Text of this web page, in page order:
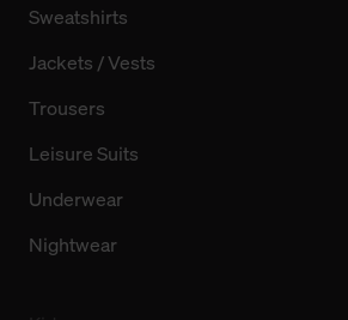
Sweatshirts
Jackets / Vests
Trousers
Leisure Suits
Underwear
Nightwear